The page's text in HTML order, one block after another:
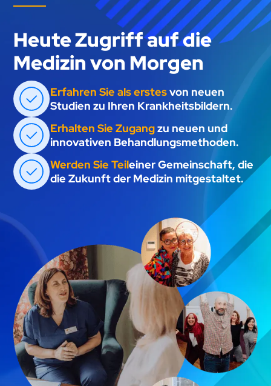
Heute Zugriff auf die
Medizin von Morgen
Erfahren Sie als erstesvon neuen
Studien zu Ihren Krankheitsbildern.
Erhalten Sie Zugangzu neuen und
innovativen Behandlungsmethoden.
Werden Sie Teileiner Gemeinschaft, die
die Zukunft der Medizin mitgestaltet.